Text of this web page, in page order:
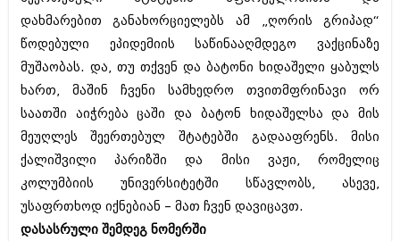
დახმარებით განახორციელებს ამ „ღორის გრიპად“
წოდებული ეპიდემიის საწინააღმდეგო ვაქცინაზე
მუშაობას. და, თუ თქვენ და ბატონი ხიდაშელი ყაბულს
ხართ, მაშინ ჩვენი სამხედრო თვითმფრინავი ორ
საათში აიჭრება ცაში და ბატონ ხიდაშელსა და მის
მეუღლეს შეერთებულ შტატებში გადააფრენს. მისი
ქალიშვილი პარიზში და მისი ვაჟი, რომელიც
კოლუმბიის უნივერსიტეტში სწავლობს, ასევე,
უსაფრთხოდ იქნებიან – მათ ჩვენ დავიცავთ.
დასასრული შემდეგ ნომერში